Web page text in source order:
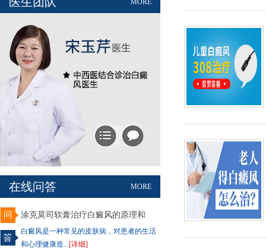
MORE
MORE
在线问答
涂克莫司软膏治疗白癜风的原理和
白癜风是一种常见的皮肤病，对患者的生活
和心理健康造...[详细]